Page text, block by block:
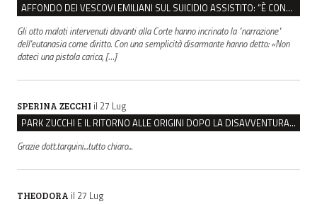
AFFONDO DEI VESCOVI EMILIANI SUL SUICIDIO ASSISTITO: “È CONTRO IL VALORE DELLA PERSONA”
Gli otto malati intervenuti davanti alla Corte hanno incrinato la "narrazione"
dell'eutanasia come diritto. Con una semplicità disarmante hanno detto: «Non
dateci una pistola carica, […]
SPERINA ZECCHI il 27 Lug
PARK ZUCCHI E IL RITORNO ALLE ORIGINI DOPO LA DISAVVENTURA CON REGGIO EMILIA PARCHEGGI
Grazie dott.tarquini...tutto chiaro...
THEODORA il 27 Lug